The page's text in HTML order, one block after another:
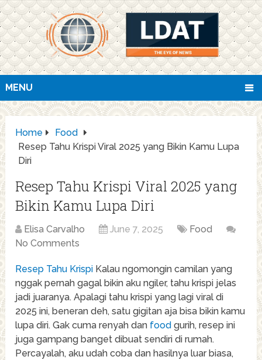
MENU
Home
Food
Resep Tahu Krispi Viral 2025 yang Bikin Kamu Lupa
Diri
Resep Tahu Krispi Viral 2025 yang
Bikin Kamu Lupa Diri
Elisa Carvalho June 7, 2025
Food
No Comments
Resep Tahu Krispi Kalau ngomongin camilan yang
nggak pernah gagal bikin aku ngiler, tahu krispi jelas
jadi juaranya. Apalagi tahu krispi yang lagi viral di
2025 ini, beneran deh, satu gigitan aja bisa bikin kamu
lupa diri. Gak cuma renyah dan food gurih, resep ini
juga gampang banget dibuat sendiri di rumah.
Percayalah, aku udah coba dan hasilnya luar biasa,